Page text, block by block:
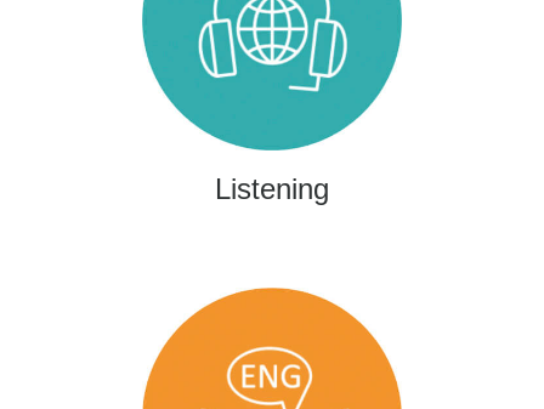
Listening